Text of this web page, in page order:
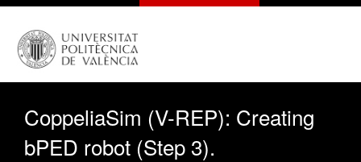
CoppeliaSim (V-REP): Creating
bPED robot (Step 3).